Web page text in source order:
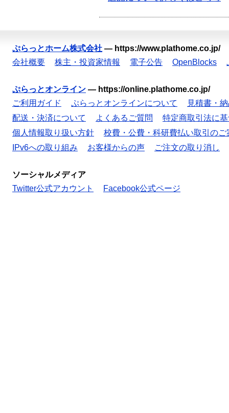
ぷらっとホーム株式会社 — https://www.plathome.co.jp/
会社概要
株主・投資家情報 電子公告 OpenBlocks
ぷらっとオンライン — https://online.plathome.co.jp/
ご利用ガイド
ぷらっとオンラインについて
見積書・
配送・決済について
よくあるご質問
特定商取引法に
個人情報取り扱い方針
校費・公費・科研費払い取引のご
IPv6への取り組み
お客様からの声 ご注文の取り消し
ソーシャルメディア
Twitter公式アカウント
Facebook公式ページ